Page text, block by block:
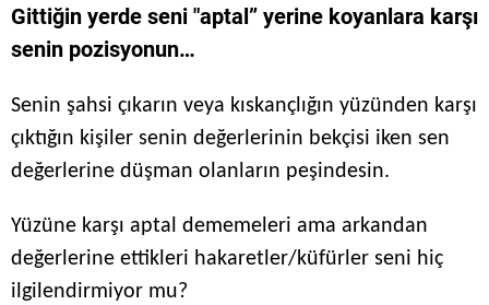
Gittiğin yerde seni "aptal” yerine koyanlara karşı
senin pozisyonun…
Senin şahsi çıkarın veya kıskançlığın yüzünden karşı
çıktığın kişiler senin değerlerinin bekçisi iken sen
değerlerine düşman olanların peşindesin.
Yüzüne karşı aptal dememeleri ama arkandan
değerlerine ettikleri hakaretler/küfürler seni hiç
ilgilendirmiyor mu?